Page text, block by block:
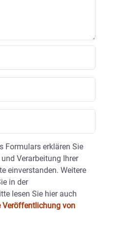
Formulars erklären Sie
Verarbeitung Ihrer
einverstanden. Weitere
in der
lesen Sie hier auch
Veröffentlichung von